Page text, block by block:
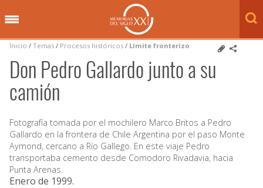
Inicio / Temas / Procesos históricos / Límite fronterizo
Don Pedro Gallardo junto a su
camión
Fotografía tomada por el mochilero Marco Britos a Pedro
Gallardo en la frontera de Chile Argentina por el paso Monte
Aymond, cercano a Río Gallego. En este viaje Pedro
transportaba cemento desde Comodoro Rivadavia, hacia
Punta Arenas.
Enero de 1999.